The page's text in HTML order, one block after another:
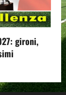
gironi,